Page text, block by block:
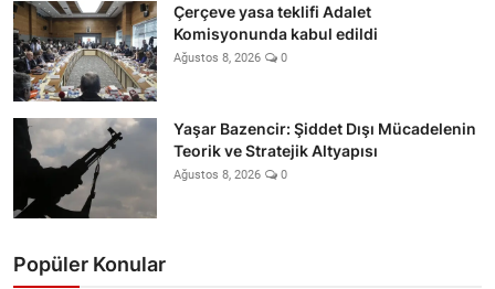
Çerçeve yasa teklifi Adalet
Komisyonunda kabul edildi
Ağustos 8, 2026 0
Yaşar Bazencir: Şiddet Dışı Mücadelenin
Teorik ve Stratejik Altyapısı
Ağustos 8, 2026 0
Popüler Konular